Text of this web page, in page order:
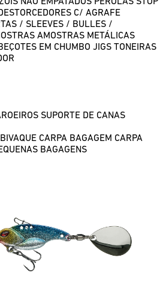
C/ AGRAFE
/ SLEEVES / BULLES /
AMOSTRAS METÁLICAS
EM CHUMBO JIGS TONEIRAS
SUPORTE DE CANAS
BIVAQUE CARPA BAGAGEM CARPA
BAGAGENS